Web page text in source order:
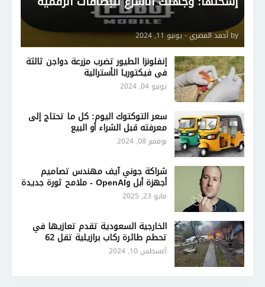
byأحمد المصري-يونيو 11, 2024
إنفلونزا الطيور تضرب مزرعة دواجن ثالثة
في فيكتوريا الأسترالية
يونيو 04, 2024
سعر التوكتوك اليوم: كل ما تحتاج إلى
معرفته قبل الشراء أو البيع
نوفمبر 08, 2024
شراكة جوني آيف مهندس تصاميم
أجهزة أبل وOpenAI - ملامح ثورة جديدة
في تصميم أجهزة الذكاء الاصطناعي
مايو 23, 2025
الخارجية السعودية تقدم تعازيها في
تحطم طائرة ركاب برازيلية تقل 62
شخصًا
أغسطس 10, 2024